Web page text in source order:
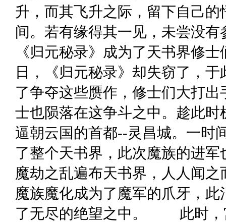
升，而其飞升之际，留下自己
间。若有缘得其一见，未尝没
《归元秘录》成为了天书界
日，《归元秘录》却失窃了，
了争夺这些赝作，修士们大打
士也陨落在这争斗之中。趁此
逼朝云国的首都--灵昌城。一时
了整个天书界，此次魔族的
魔劫之乱遍布天书界，人人闻
魔族魔化成为了魔军的爪牙，
了无尽的绝望之中。 此时，